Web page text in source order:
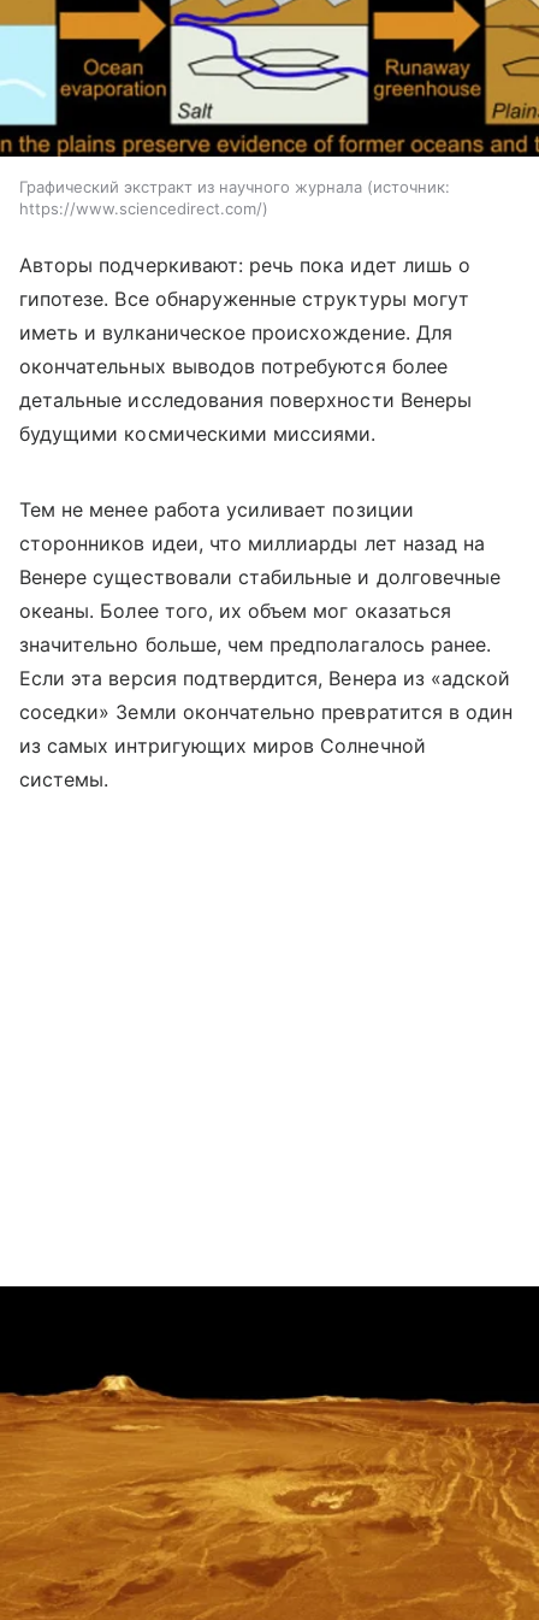
Графический экстракт из научного журнала
источник:
https://www.sciencedirect.com/
Авторы подчеркивают: речь пока идет лишь о
гипотезе. Все обнаруженные структуры могут
иметь и вулканическое происхождение. Для
окончательных выводов потребуются более
детальные исследования поверхности Венеры
будущими космическими миссиями.
Тем не менее работа усиливает позиции
сторонников идеи, что миллиарды лет назад на
Венере существовали стабильные и долговечные
океаны. Более того, их объем мог оказаться
значительно больше, чем предполагалось ранее.
Если эта версия подтвердится, Венера из «адской
соседки» Земли окончательно превратится в один
из самых интригующих миров Солнечной
системы.